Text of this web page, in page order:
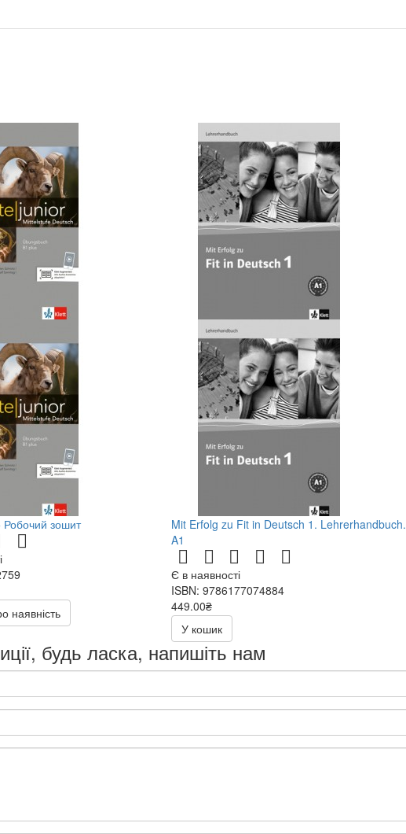
зошит
наявність
Mit Erfolg zu Fit in Deutsch 1. Lehrerhandbuch.
A1
Є в наявності
ISBN: 9786177074884
449.00₴
У кошик
будь ласка, напишіть нам